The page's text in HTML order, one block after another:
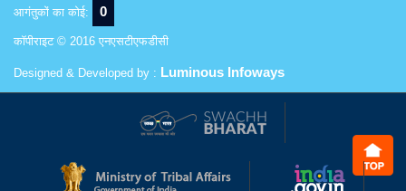
आगंतुकों का कोई: 0
कॉपीराइट © 2016 एनएसटीएफडीसी
Designed & Developed by : Luminous Infoways